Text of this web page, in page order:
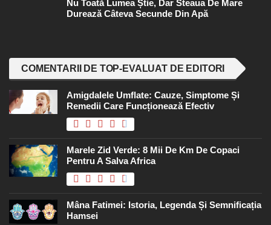
Nu Toată Lumea Știe, Dar Steaua De Mare
Durează Câteva Secunde Din Apă
COMENTARII DE TOP-EVALUAT DE EDITORI
Amigdalele Umflate: Cauze, Simptome Și
Remedii Care Funcționează Efectiv
Marele Zid Verde: 8 Mii De Km De Copaci
Pentru A Salva Africa
Mâna Fatimei: Istoria, Legenda Și Semnificația
Hamsei